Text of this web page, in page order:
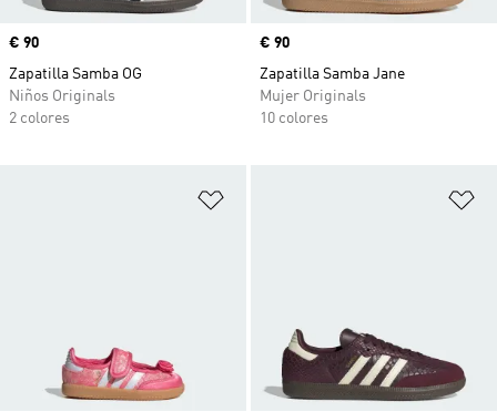
Precio
€ 90
Zapatilla Samba OG
Niños Originals
2 colores
Precio
€ 90
Zapatilla Samba Jane
Mujer Originals
10 colores